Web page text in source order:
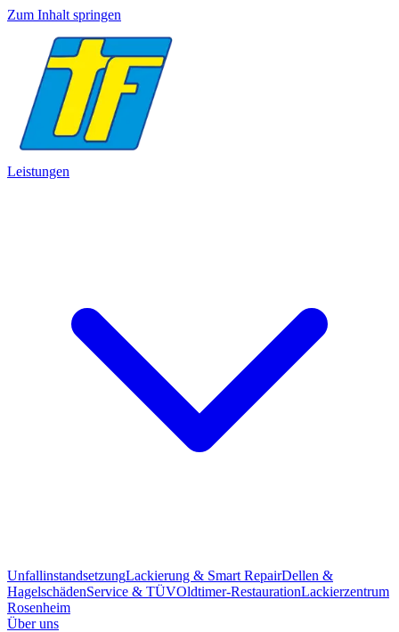
Zum Inhalt springen
Leistungen
UnfallinstandsetzungLackierung & Smart RepairDellen &
HagelschädenService & TÜVOldtimer-RestaurationLackierzentrum
Rosenheim
Über uns